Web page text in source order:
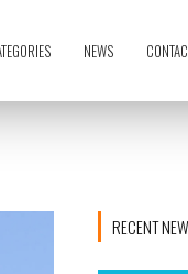
NEWS
RECENT